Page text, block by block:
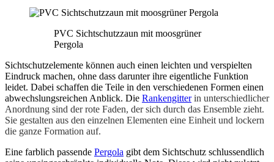
PVC Sichtschutzzaun mit moosgrüner
Pergola
Sichtschutzelemente können auch einen leichten und verspielten
Eindruck machen, ohne dass darunter ihre eigentliche Funktion
leidet. Dabei schaffen die Teile in den verschiedenen Formen einen
abwechslungsreichen Anblick. Die Rankengitterin unterschiedlicher
Anordnung sind der rote Faden, der sich durch das Ensemble zieht.
Sie gestalten aus den einzelnen Elementen eine Einheit und lockern
die ganze Formation auf.
Eine farblich passende Pergola gibt dem Sichtschutz schlussendlich